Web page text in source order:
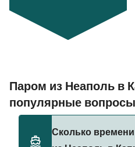
Паром из Неаполь в
популярные вопросы
Сколько